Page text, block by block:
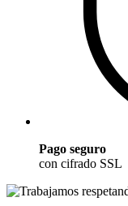
Pago seguro
con cifrado SSL